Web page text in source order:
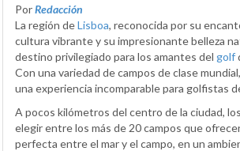
PorRedacción
La región deLisboa, reconocida por su
cultura vibrante y su impresionante belleza
destino privilegiado para los amantes del golf
Con una variedad de campos de clase
una experiencia incomparable para golfistas
A pocos kilómetros del centro de la ciudad,
elegir entre los más de 20 campos que
perfecta entre el mar y el campo, en un